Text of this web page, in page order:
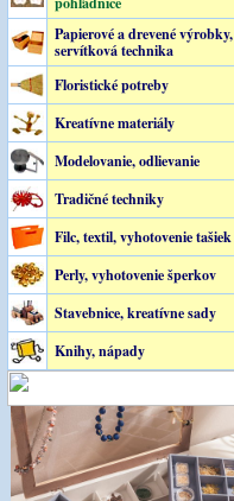
Papierové a drevené výrobky,
servítková technika
Floristické potreby
Kreatívne materiály
Modelovanie, odlievanie
Tradičné techniky
Filc, textil, vyhotovenie tašiek
Perly, vyhotovenie šperkov
Stavebnice, kreatívne sady
Knihy, nápady